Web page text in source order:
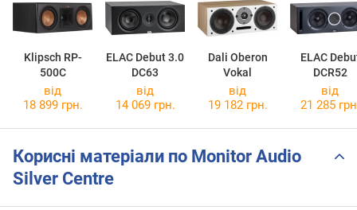
Klipsch RP-
500C
ELAC Debut 3.0
DC63
Dali Oberon
Vokal
ELAC
DCR52
від
18 899 грн.
від
14 069 грн.
від
19 182 грн.
від
21 285
Корисні матеріали по Monitor Audio
Silver Centre